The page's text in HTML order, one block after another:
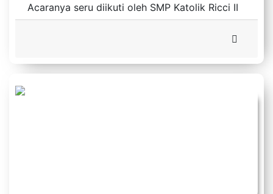
Acaranya seru diikuti oleh SMP Katolik Ricci II